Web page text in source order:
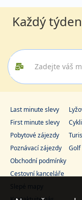
Každý
Last minute slevy
First minute slevy
Pobytové zájezdy
Poznávací zájezdy
Golf
Obchodní podmínky
Cestovní kanceláře
Slepé mapy